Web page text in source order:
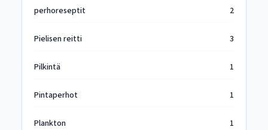
perhoreseptit 2
Pielisen reitti 3
Pilkintä 1
Pintaperhot 1
Plankton 1